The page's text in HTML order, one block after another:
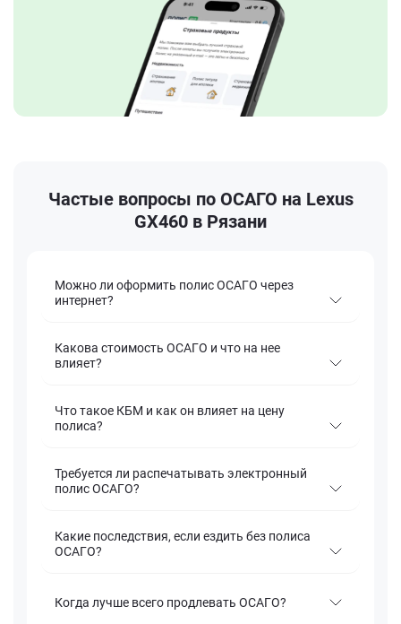
Частые вопросы по ОСАГО на Lexus
GX460 в Рязани
Можно ли оформить полис ОСАГО через
интернет?
Какова стоимость ОСАГО и что на нее
влияет?
Что такое КБМ и как он влияет на цену
полиса?
Требуется ли распечатывать электронный
полис ОСАГО?
Какие последствия, если ездить без полиса
ОСАГО?
Когда лучше всего продлевать ОСАГО?